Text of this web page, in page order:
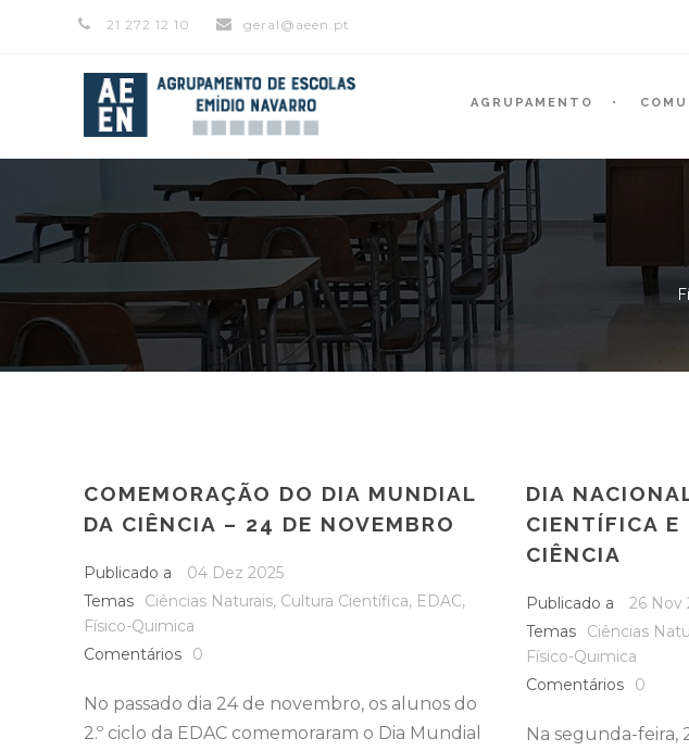
21 272 12 10 geral@aeen.pt
AGRUPAMENTO
COMEMORAÇÃO DO DIA MUNDIAL
DA CIÊNCIA – 24 DE NOVEMBRO
Publicado a
04 Dez 2025
Temas
Ciências Naturais, Cultura Científica, EDAC,
Físico-Quimica
Comentários
0
No passado dia 24 de novembro, os alunos do
2.º ciclo da EDAC comemoraram o Dia Mundial
DIA
CIENTÍFICA E
CIÊNCIA
Publicado a
26 Nov
Temas
Ciências
Físico-Quimica
Comentários
0
Na segunda-feira,